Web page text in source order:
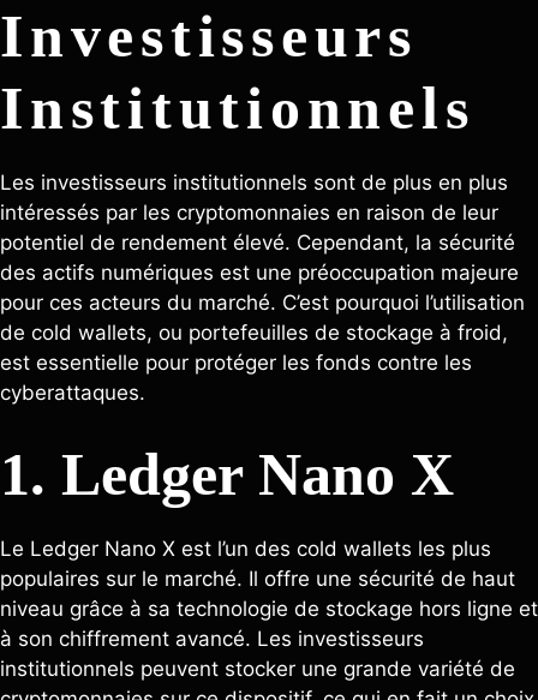
Investisseurs
Institutionnels
Les investisseurs institutionnels sont de plus en plus
intéressés par les cryptomonnaies en raison de leur
potentiel de rendement élevé. Cependant, la sécurité
des actifs numériques est une préoccupation majeure
pour ces acteurs du marché. C’est pourquoi l’utilisation
de cold wallets, ou portefeuilles de stockage à froid,
est essentielle pour protéger les fonds contre les
cyberattaques.
1. Ledger Nano X
Le Ledger Nano X est l’un des cold wallets les plus
populaires sur le marché. Il offre une sécurité de haut
niveau grâce à sa technologie de stockage hors ligne et
à son chiffrement avancé. Les investisseurs
institutionnels peuvent stocker une grande variété de